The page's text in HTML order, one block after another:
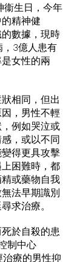
衞生日，今年
精神健
數據，現時
3億人患有
女性的兩
相同，但出
，男性不輕
例如哭泣或
，或以不同
得更具攻擊
困難時，都
或藥物自我
法早期識別
求治療。
於自殺的患
制中心
治療的男性抑